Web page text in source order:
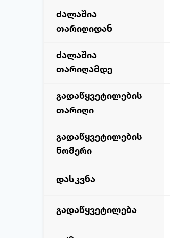
ძალაშია
თარიღიდან
ძალაშია
თარიღამდე
გადაწყვეტილების
თარიღი
გადაწყვეტილების
ნომერი
დასკვნა
გადაწყვეტილება